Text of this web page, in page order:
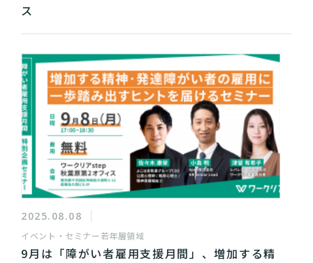
ス
2025.08.08
イベント・セミナー若年層領域
9月は「障がい者雇用支援月間」、増加する精